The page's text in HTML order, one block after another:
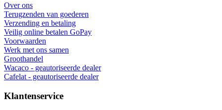
Over ons
Terugzenden van goederen
Verzending en betaling
Veilig online betalen GoPay
Voorwaarden
Werk met ons samen
Groothandel
Wacaco - geautoriseerde dealer
Cafelat - geautoriseerde dealer
Klantenservice